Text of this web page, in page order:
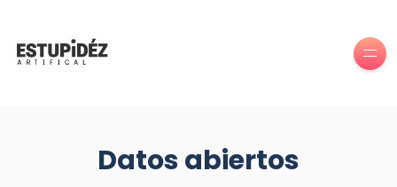
Datos abiertos